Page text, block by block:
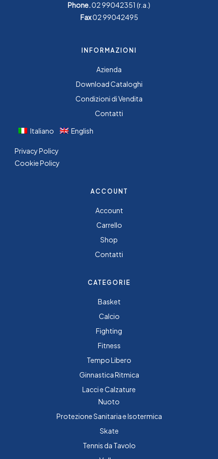
Phone.02 99042351 (r.a.)
Fax02 99042495
INFORMAZIONI
Azienda
Download Cataloghi
Condizioni di Vendita
Contatti
Italiano
English
Privacy Policy
Cookie Policy
ACCOUNT
Account
Carrello
Shop
Contatti
CATEGORIE
Basket
Calcio
Fighting
Fitness
Tempo Libero
Ginnastica Ritmica
Lacci e Calzature
Nuoto
Protezione Sanitaria e Isotermica
Skate
Tennis da Tavolo